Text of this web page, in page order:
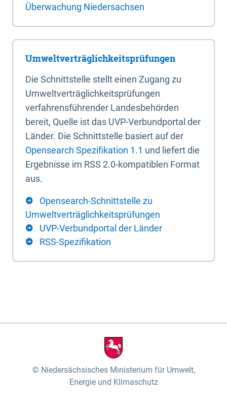
Überwachung Niedersachsen
Umweltverträglichkeitsprüfungen
Die Schnittstelle stellt einen Zugang zu
Umweltverträglichkeitsprüfungen
verfahrensführender Landesbehörden
bereit, Quelle ist das UVP-Verbundportal der
Länder. Die Schnittstelle basiert auf der
Opensearch Spezifikation 1.1 und liefert die
Ergebnisse im RSS 2.0-kompatiblen Format
aus.
Opensearch-Schnittstelle zu
Umweltverträglichkeitsprüfungen
UVP-Verbundportal der Länder
RSS-Spezifikation
Niedersächsisches Ministerium für Umwelt,
Energie und Klimaschutz